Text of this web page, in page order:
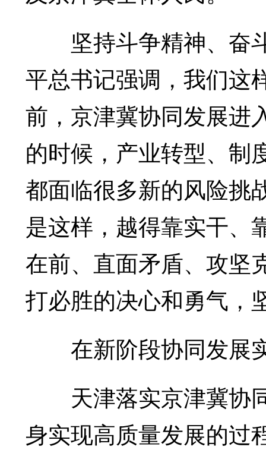
坚持斗争精神、奋
平总书记强调，我们这
前，京津冀协同发展进
的时候，产业转型、制
都面临很多新的风险挑
是这样，越得靠实干、
在前、直面矛盾、攻坚
打必胜的决心和勇气，
在新阶段协同发展
天津落实京津冀协
身实现高质量发展的过